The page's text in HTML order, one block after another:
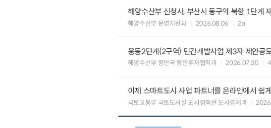
해양수산부 신청사, 부산시 동구의 북항 1단계
해양수산부 운영지원과 2026.08.06 2p
웅동2단계(2구역) 민간개발사업 제3자 제안공
해양수산부 항만국 항만투자협력과 2026.07.30
이제 스마트도시 사업 파트너를 온라인에서 쉽
국토교통부 국토도시실 도시정책관 도시경제과